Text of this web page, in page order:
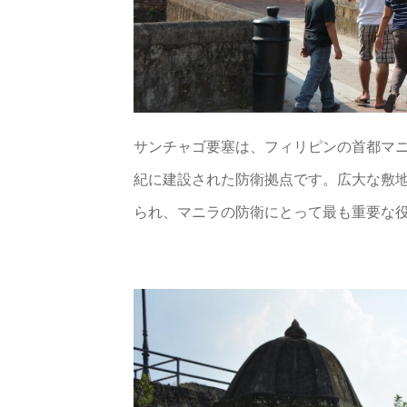
サンチャゴ要塞は、フィリピンの首都マ
紀に建設された防衛拠点です。広大な敷
られ、マニラの防衛にとって最も重要な